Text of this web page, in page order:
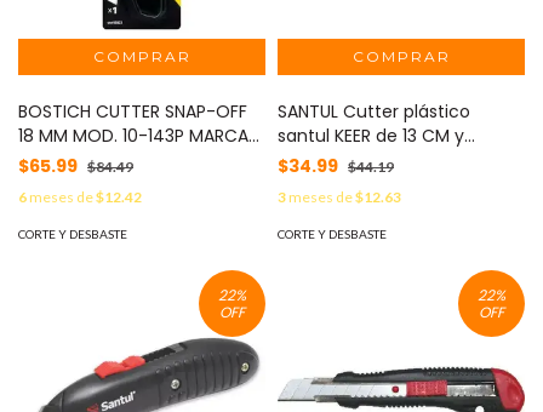
BOSTICH CUTTER SNAP-OFF
18 MM MOD. 10-143P MARCA
STANLEY MOD: STHT10323-
$65.99 $84.49
6meses de$12.42
CORTE Y DESBASTE
SANTUL Cutter plástico
santul KEER de 13 CM y
navaja de 9mm MOD: 5896
$34.99 $44.19
3meses de$12.63
CORTE Y DESBASTE
22%
OFF
22%
OFF